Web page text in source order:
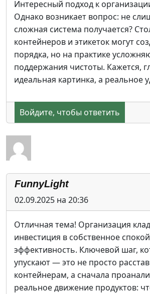
Интересный подход к
Однако возникает вопрос: не
сложная система получается?
контейнеров и этикеток могут
порядка, но на практике
поддержания чистоты. Кажется,
идеальная картинка, а реальное
Войдите, чтобы ответить
FunnyLight
02.09.2025 на 20:36
Отличная тема! Организация
инвестиция в собственное
эффективность. Ключевой шаг,
упускают — это не просто
контейнерам, а сначала
реальное движение продуктов: